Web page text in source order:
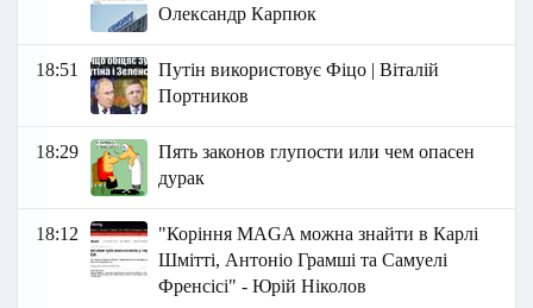
Олександр Карпюк
18:51
Путін використовує Фіцо | Віталій
Портников
18:29
Пять законов глупости или чем опасен
дурак
18:12
"Коріння MAGA можна знайти в Карлі
Шмітті, Антоніо Грамші та Самуелі
Френсісі" - Юрій Ніколов